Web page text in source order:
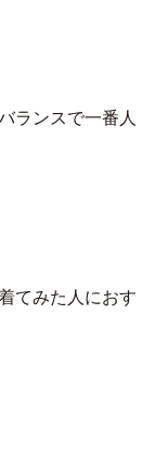
ランスで一番人
てみた人におす